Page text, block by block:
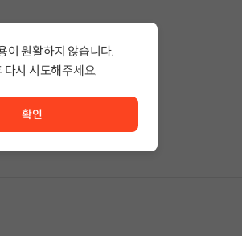
.
이 원활하지 않습니다.
다시 시도해주세요.
확인